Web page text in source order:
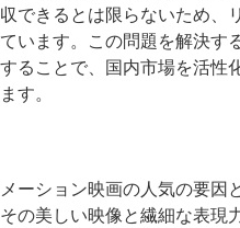
できるとは限らないため、
います。この問題を解決す
ることで、国内市場を活性
す。
ーション映画の人気の要因
の美しい映像と繊細な表現